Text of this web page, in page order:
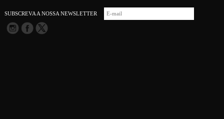
SUBSCREVA A NOSSA NEWSLETTER